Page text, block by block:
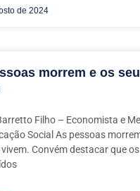
de 2024
morrem e os
Filho – Economista e
Social As pessoas
vivem. Convém destacar que